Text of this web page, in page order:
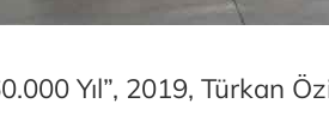
Yıl”, 2019, Türkan